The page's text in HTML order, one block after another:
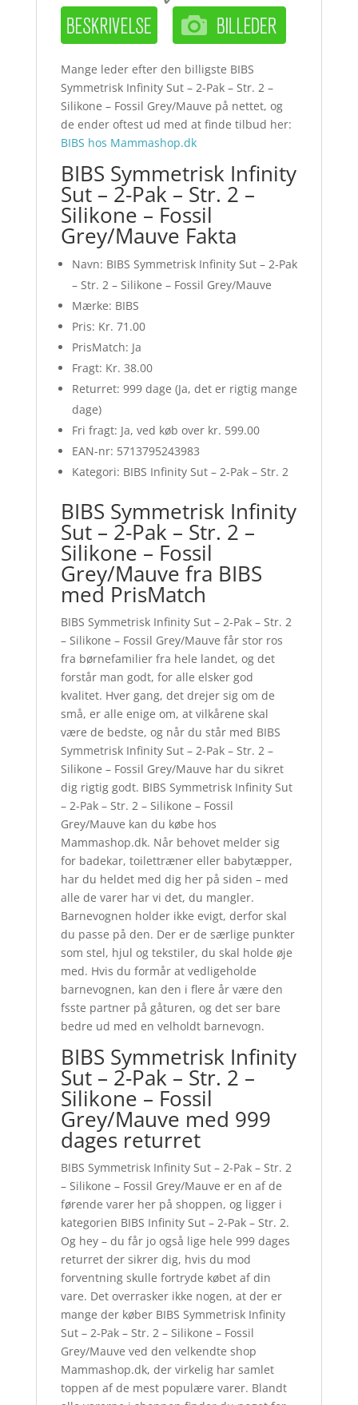
Mange leder efter den billigste BIBS
Symmetrisk Infinity Sut – 2-Pak – Str. 2 –
Silikone – Fossil Grey/Mauve på nettet, og
de ender oftest ud med at finde tilbud her:
BIBS hos Mammashop.dk
BIBS Symmetrisk Infinity
Sut – 2-Pak – Str. 2 –
Silikone – Fossil
Grey/Mauve Fakta
Navn: BIBS Symmetrisk Infinity Sut – 2-Pak
– Str. 2 – Silikone – Fossil Grey/Mauve
Mærke: BIBS
Pris: Kr. 71.00
PrisMatch: Ja
Fragt: Kr. 38.00
Returret: 999 dage (Ja, det er rigtig mange
dage)
Fri fragt: Ja, ved køb over kr. 599.00
EAN-nr: 5713795243983
Kategori: BIBS Infinity Sut – 2-Pak – Str. 2
BIBS Symmetrisk Infinity
Sut – 2-Pak – Str. 2 –
Silikone – Fossil
Grey/Mauve fra BIBS
med PrisMatch
BIBS Symmetrisk Infinity Sut – 2-Pak – Str. 2
– Silikone – Fossil Grey/Mauve får stor ros
fra børnefamilier fra hele landet, og det
forstår man godt, for alle elsker god
kvalitet. Hver gang, det drejer sig om de
små, er alle enige om, at vilkårene skal
være de bedste, og når du står med BIBS
Symmetrisk Infinity Sut – 2-Pak – Str. 2 –
Silikone – Fossil Grey/Mauve har du sikret
dig rigtig godt. BIBS Symmetrisk Infinity Sut
– 2-Pak – Str. 2 – Silikone – Fossil
Grey/Mauve kan du købe hos
Mammashop.dk. Når behovet melder sig
for badekar, toilettræner eller babytæpper,
har du heldet med dig her på siden – med
alle de varer har vi det, du mangler.
Barnevognen holder ikke evigt, derfor skal
du passe på den. Der er de særlige punkter
som stel, hjul og tekstiler, du skal holde øje
med. Hvis du formår at vedligeholde
barnevognen, kan den i flere år være den
fsste partner på gåturen, og det ser bare
bedre ud med en velholdt barnevogn.
BIBS Symmetrisk Infinity
Sut – 2-Pak – Str. 2 –
Silikone – Fossil
Grey/Mauve med 999
dages returret
BIBS Symmetrisk Infinity Sut – 2-Pak – Str. 2
– Silikone – Fossil Grey/Mauve er en af de
førende varer her på shoppen, og ligger i
kategorien BIBS Infinity Sut – 2-Pak – Str. 2.
Og hey – du får jo også lige hele 999 dages
returret der sikrer dig, hvis du mod
forventning skulle fortryde købet af din
vare. Det overrasker ikke nogen, at der er
mange der køber BIBS Symmetrisk Infinity
Sut – 2-Pak – Str. 2 – Silikone – Fossil
Grey/Mauve ved den velkendte shop
Mammashop.dk, der virkelig har samlet
toppen af de mest populære varer. Blandt